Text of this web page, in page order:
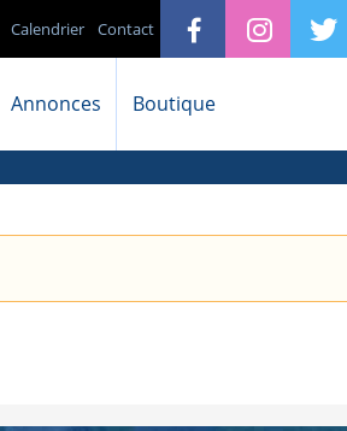
Contact
Calendrier
Annonces Boutique